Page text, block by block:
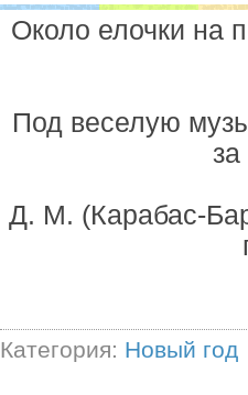
Около елочки на
Под веселую
за
Д. М. (Карабас-
Категория: Новый год